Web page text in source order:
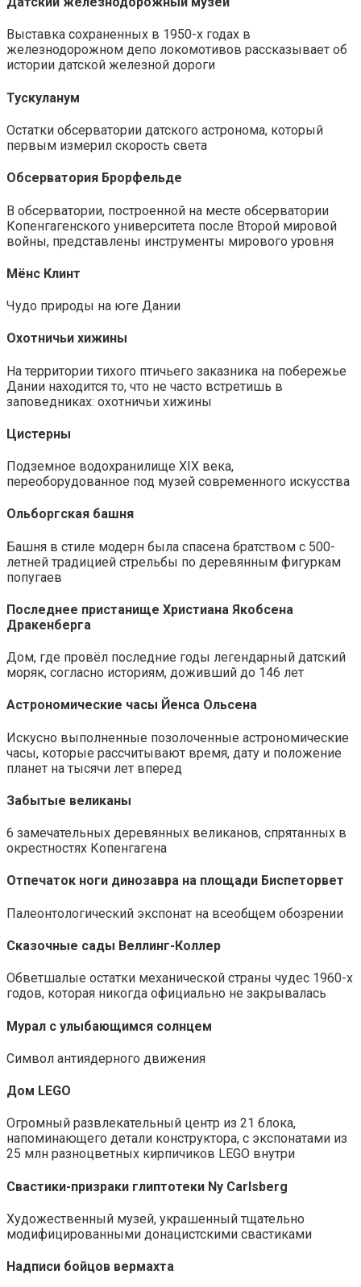
Выставка сохраненных в 1950-х годах в
железнодорожном депо локомотивов рассказывает об
истории датской железной дороги
Тускуланум
Остатки обсерватории датского астронома, который
первым измерил скорость света
Обсерватория Брорфельде
В обсерватории, построенной на месте обсерватории
Копенгагенского университета после Второй мировой
войны, представлены инструменты мирового уровня
Мёнс Клинт
Чудо природы на юге Дании
Охотничьи хижины
На территории тихого птичьего заказника на побережье
Дании находится то, что не часто встретишь в
заповедниках: охотничьи хижины
Цистерны
Подземное водохранилище XIX века,
переоборудованное под музей современного искусства
Ольборгская башня
Башня в стиле модерн была спасена братством с 500-
летней традицией стрельбы по деревянным фигуркам
попугаев
Последнее пристанище Христиана Якобсена
Дракенберга
Дом, где провёл последние годы легендарный датский
моряк, согласно историям, доживший до 146 лет
Астрономические часы Йенса Ольсена
Искусно выполненные позолоченные астрономические
часы, которые рассчитывают время, дату и положение
планет на тысячи лет вперед
Забытые великаны
6 замечательных деревянных великанов, спрятанных в
окрестностях Копенгагена
Отпечаток ноги динозавра на площади Биспеторвет
Палеонтологический экспонат на всеобщем обозрении
Сказочные сады Веллинг-Коллер
Обветшалые остатки механической страны чудес 1960-х
годов, которая никогда официально не закрывалась
Мурал с улыбающимся солнцем
Символ антиядерного движения
Дом LEGO
Огромный развлекательный центр из 21 блока,
напоминающего детали конструктора, с экспонатами из
25 млн разноцветных кирпичиков LEGO внутри
Свастики-призраки глиптотеки Ny Carlsberg
Художественный музей, украшенный тщательно
модифицированными донацистскими свастиками
Надписи бойцов вермахта